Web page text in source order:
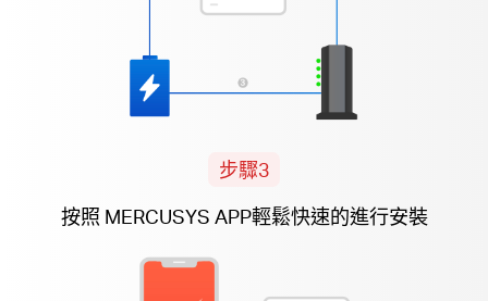
步驟3
按照 MERCUSYS APP輕鬆快速的進行安裝